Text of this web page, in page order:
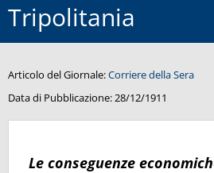
Tripolitania
Articolo del Giornale:Corriere della Sera
Data di Pubblicazione:28/12/1911
Le conseguenze